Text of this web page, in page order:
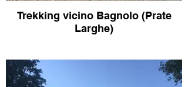
Trekking vicino Bagnolo (Prate
Larghe)